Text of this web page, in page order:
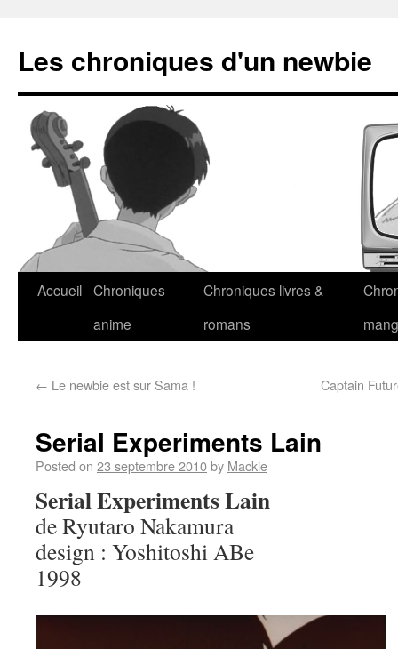
Les chroniques d'un newbie
Accueil Chroniques
anime
Chroniques livres &
romans
← Le newbie est sur Sama ! Captain
Serial Experiments Lain
Posted on 23 septembre 2010by Mackie
Serial Experiments Lain
de Ryutaro Nakamura
design : Yoshitoshi ABe
1998